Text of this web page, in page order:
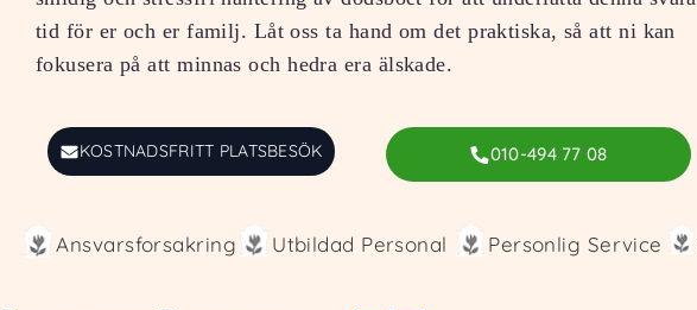
tid för er och er familj. Låt oss ta hand om det praktiska, så att ni kan
fokusera på att minnas och hedra era älskade.
KOSTNADSFRITT PLATSBESÖK 010-494 77 08
Ansvarsforsakring Utbildad Personal Personlig Service